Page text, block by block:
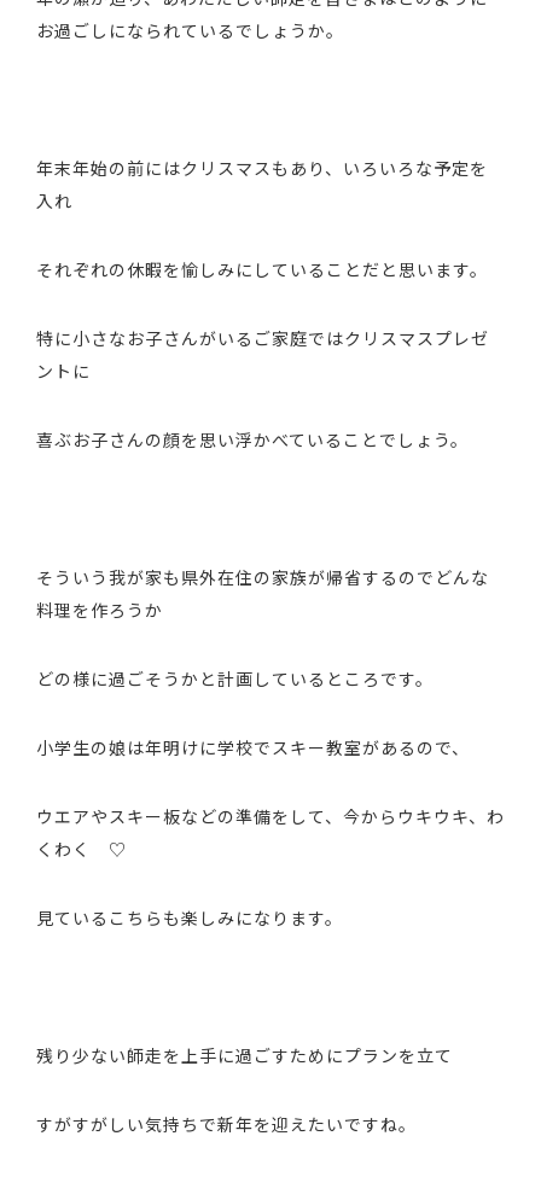
お過ごしになられているでしょうか。
年末年始の前にはクリスマスもあり、いろいろな予定を
入れ
それぞれの休暇を愉しみにしていることだと思います。
特に小さなお子さんがいるご家庭ではクリスマスプレゼ
ントに
喜ぶお子さんの顔を思い浮かべていることでしょう。
そういう我が家も県外在住の家族が帰省するのでどんな
料理を作ろうか
どの様に過ごそうかと計画しているところです。
小学生の娘は年明けに学校でスキー教室があるので、
ウエアやスキー板などの準備をして、今からウキウキ、わ
くわく ♡
見ているこちらも楽しみになります。
残り少ない師走を上手に過ごすためにプランを立て
すがすがしい気持ちで新年を迎えたいですね。